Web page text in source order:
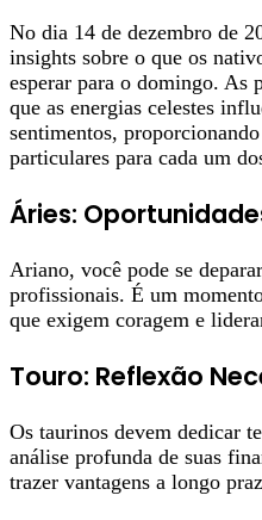
No dia 14 de dezembro de
insights sobre o que os
esperar para o domingo. As
que as energias celestes
sentimentos,
particulares para cada um
Áries:
Ariano, você pode se
profissionais. É um
que exigem coragem e
Touro: Reflexão
Os taurinos devem dedicar
análise profunda de suas
trazer vantagens a longo